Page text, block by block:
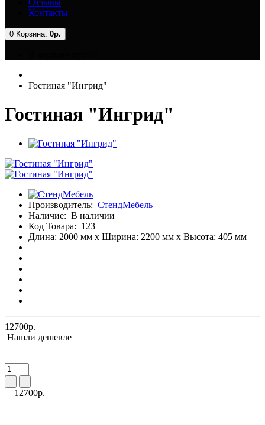
Отзывы
Контакты
0 Корзина: 0р.
Гостиная "Ингрид"
Гостиная "Ингрид"
Производитель: СтендМебель
Наличие: В наличии
Код Товара: 123
Длина: 2000 мм x Ширина: 2200 мм x Высота: 405 мм
12700р.
Нашли дешевле
12700р.